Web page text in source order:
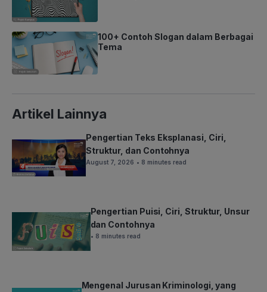
100+ Contoh Slogan dalam Berbagai
Tema
Artikel Lainnya
Pengertian Teks Eksplanasi, Ciri,
Struktur, dan Contohnya
August 7, 2026 • 8 minutes read
Pengertian Puisi, Ciri, Struktur, Unsur
dan Contohnya
• 8 minutes read
Mengenal Jurusan Kriminologi, yang